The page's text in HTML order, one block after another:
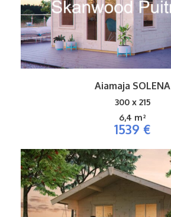
Aiamaja SOLENA
300 x 215
6,4 m²
1539 €